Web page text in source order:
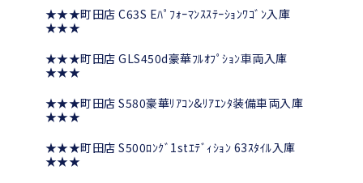
★★★町田店 C63S Eﾊﾟﾌｫｰﾏﾝｽｽﾃｰｼｮﾝﾜｺﾞﾝ入庫
★★★
★★★町田店 GLS450d豪華ﾌﾙｵﾌﾟｼｮﾝ車両入庫
★★★
★★★町田店 S580豪華ﾘｱｺﾝ&ﾘｱｴﾝﾀ装備車両入庫
★★★
★★★町田店 S500ﾛﾝｸﾞ1stｴﾃﾞｨｼｮﾝ 63ｽﾀｲﾙ入庫
★★★